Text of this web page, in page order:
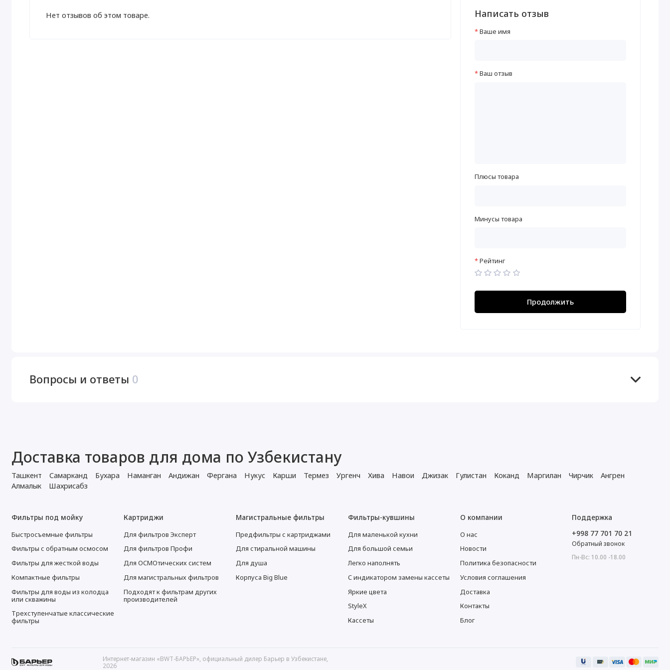
Нет отзывов об этом товаре. Написать отзыв
Ваше имя
Ваш отзыв
Плюсы товара
Минусы товара
Рейтинг
Продолжить
Вопросы и ответы 0
Доставка товаров для дома по Узбекистану
Ташкент Самарканд Бухара Наманган Андижан Фергана Нукус Карши Термез Ургенч Хива Навои Джизак Гулистан Коканд Маргилан Чирчик
Ангрен
Алмалык
Шахрисабз
Фильтры под мойку
Быстросъемные фильтры
Фильтры с обратным осмосом
Фильтры для жесткой воды
Компактные фильтры
Фильтры для воды из колодца
или скважины
Трехступенчатые классические
фильтры
Картриджи
Для фильтров Эксперт
Для фильтров Профи
Для ОСМОтических систем
Для магистральных фильтров
Подходят к фильтрам других
производителей
Магистральные фильтры
Предфильтры с картриджами
Для стиральной машины
Для душа
Корпуса Big Blue
Фильтры-кувшины
Для маленькой кухни
Для большой семьи
Легко наполнять
С индикатором замены кассеты
Яркие цвета
StyleX
Кассеты
О компании
О нас
Новости
Политика безопасности
Условия соглашения
Доставка
Контакты
Блог
Поддержка
+998 77 701 70 21
Обратный звонок
Пн-Вс: 10.00 -18.00
Интернет-магазин «BWT-БАРЬЕР», официальный дилер Барьер в Узбекистане,
2026